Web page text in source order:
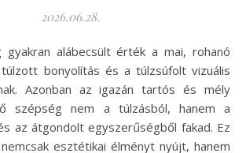
2026.06.28.
bonyolítás és a túlzsúfolt vizuális
Azonban az igazán tartós és mély
szépség nem a túlzásból, hanem a
az átgondolt egyszerűségből fakad. Ez
esztétikai élményt nyújt, hanem